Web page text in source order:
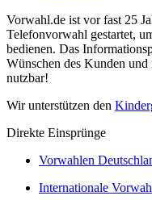
Vorwahl.de ist vor fast 25
Telefonvorwahl gestartet,
bedienen. Das
Wünschen des Kunden
nutzbar!
Wir unterstützen den
Direkte Einsprünge
Vorwahlen
Internationale